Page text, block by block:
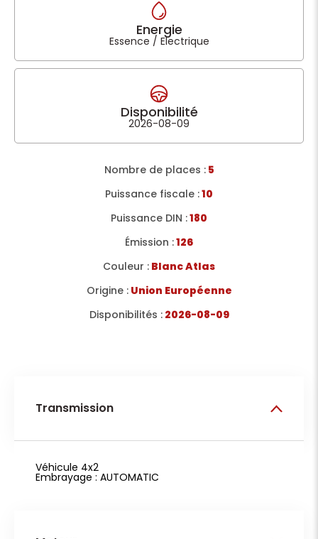
Energie
Essence / Electrique
Disponibilité
2026-08-09
Nombre de places :5
Puissance fiscale :10
Puissance DIN :180
Émission :126
Couleur : Blanc Atlas
Origine :Union Européenne
Disponibilités :2026-08-09
Transmission
Véhicule 4x2
Embrayage : AUTOMATIC